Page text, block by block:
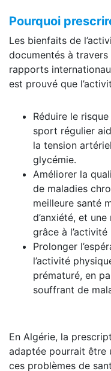
Pourquoi
Les bienfaits de
documentés à
rapports
est prouvé que
Réduire le
sport régulier
la tension
glycémie.
Améliorer la
de maladies
meilleure santé
d’anxiété, et
grâce à l’activité
Prolonger
l’activité
prématuré, en
souffrant de
En Algérie, la
adaptée pourrait être
ces problèmes de